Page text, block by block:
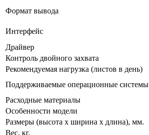
Формат вывода
Интерфейс
Драйвер
Контроль двойного захвата
Рекомендуемая нагрузка (листов в день)
Поддерживаемые операционные системы
Расходные материалы
Особенности модели
Размеры (высота х ширина х длина), мм.
Вес, кг.